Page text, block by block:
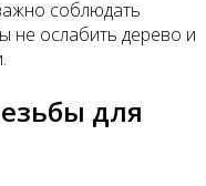
соблюдать
не ослабить дерево и
для